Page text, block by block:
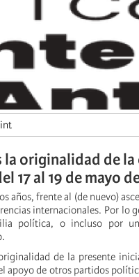
la originalidad de
17 al 19 de mayo
años, frente al (de nuevo)
internacionales. Por lo
política, o incluso por
de la presente
apoyo de otros partidos